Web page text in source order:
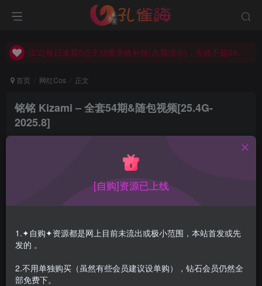
(2/2)每日凌晨0点主动查失效补链(点我演示)，失效不超24小时，
(2/2)每日凌晨0点主动查失效补链(点我演示)，失效不超24小时，
首页 网红Cos 正文
铭铭 Kizami – 全套54期&随包视频[25.4G-
2025.8]
关注
铭铭 Kizami全套合集带随包视频,持续更新…
[自购]资源已上线
1.✦自购✦资源都是网上目前未流出或极小范围，本站首发或先
发的 。
2.不用单独购买（虽然有些会员建议设单购），钻石会员仍然全
部免费下。